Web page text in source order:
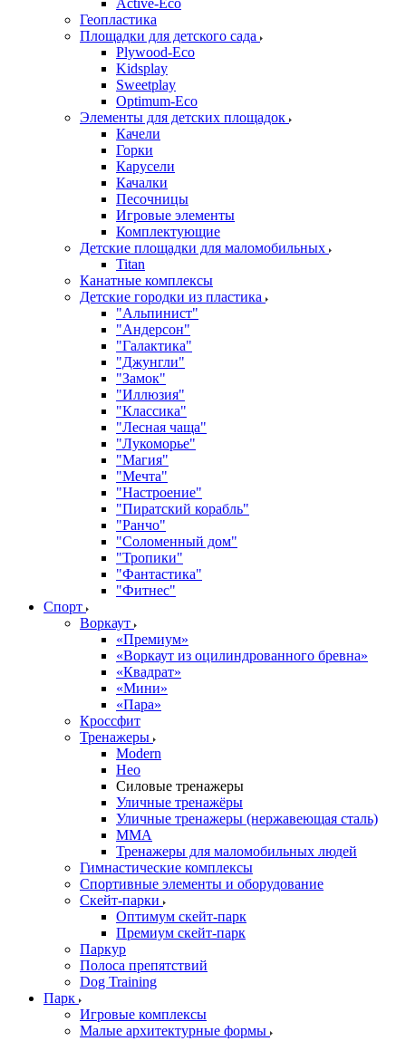
Active-Eco
Геопластика
Площадки для детского сада
Plywood-Eco
Kidsplay
Sweetplay
Оptimum-Еco
Элементы для детских площадок
Качели
Горки
Карусели
Качалки
Песочницы
Игровые элементы
Комплектующие
Детские площадки для маломобильных
Titan
Канатные комплексы
Детские городки из пластика
"Альпинист"
"Андерсон"
"Галактика"
"Джунгли"
"Замок"
"Иллюзия"
"Классика"
"Лесная чаща"
"Лукоморье"
"Магия"
"Мечта"
"Настроение"
"Пиратский корабль"
"Ранчо"
"Соломенный дом"
"Тропики"
"Фантастика"
"Фитнес"
Спорт
Воркаут
«Премиум»
«Воркаут из оцилиндрованного бревна»
«Квадрат»
«Мини»
«Пара»
Кроссфит
Тренажеры
Modern
Нео
Силовые тренажеры
Уличные тренажёры
Уличные тренажеры (нержавеющая сталь)
ММА
Тренажеры для маломобильных людей
Гимнастические комплексы
Спортивные элементы и оборудование
Скейт-парки
Оптимум скейт-парк
Премиум скейт-парк
Паркур
Полоса препятствий
Dog Training
Парк
Игровые комплексы
Малые архитектурные формы